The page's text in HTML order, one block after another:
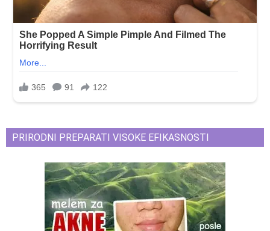
PRIRODNI PREPARATI VISOKE EFIKASNOSTI